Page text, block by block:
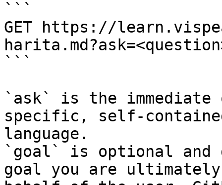
```
GET https://
```
`ask` is the
specific, self-
language.
`goal` is optional and
goal you are